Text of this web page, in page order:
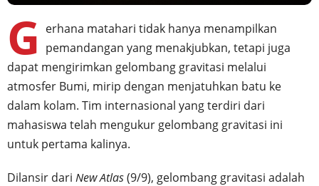
G erhana matahari tidak hanya menampilkan
pemandangan yang menakjubkan, tetapi juga
dapat mengirimkan gelombang gravitasi melalui
atmosfer Bumi, mirip dengan menjatuhkan batu ke
dalam kolam. Tim internasional yang terdiri dari
mahasiswa telah mengukur gelombang gravitasi ini
untuk pertama kalinya.
Dilansir dari New Atlas(9/9), gelombang gravitasi adalah